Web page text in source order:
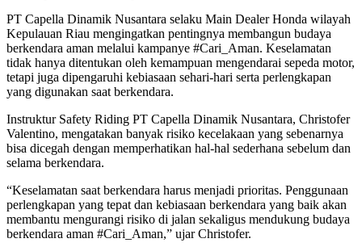
PT Capella Dinamik Nusantara selaku Main Dealer Honda wilayah
Kepulauan Riau mengingatkan pentingnya membangun budaya
berkendara aman melalui kampanye #Cari_Aman. Keselamatan
tidak hanya ditentukan oleh kemampuan mengendarai sepeda motor,
tetapi juga dipengaruhi kebiasaan sehari-hari serta perlengkapan
yang digunakan saat berkendara.
Instruktur Safety Riding PT Capella Dinamik Nusantara, Christofer
Valentino, mengatakan banyak risiko kecelakaan yang sebenarnya
bisa dicegah dengan memperhatikan hal-hal sederhana sebelum dan
selama berkendara.
“Keselamatan saat berkendara harus menjadi prioritas. Penggunaan
perlengkapan yang tepat dan kebiasaan berkendara yang baik akan
membantu mengurangi risiko di jalan sekaligus mendukung budaya
berkendara aman #Cari_Aman,” ujar Christofer.